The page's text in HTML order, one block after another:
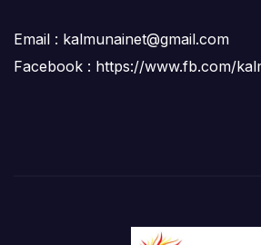
Email : kalmunainet@gmail.com
Facebook : https://www.fb.com/